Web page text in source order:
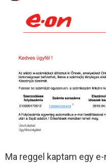
Ma reggel kaptam egy